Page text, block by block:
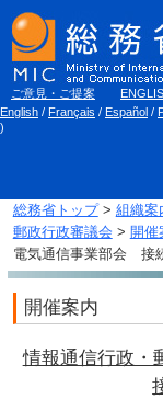
ご意見・ご提案
English / Français / Español /
)
総務省トップ> 組織案
郵政行政審議会 > 開催
電気通信事業部会 接
開催案内
情報通信行政